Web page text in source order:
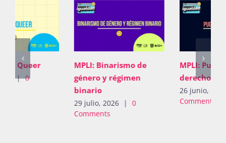
MPLI: Pugna de
derechos
0
MPLI: Teoría Queer
5 junio, 2026
0